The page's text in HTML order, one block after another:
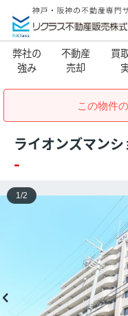
弊社の
強み
不動産
売却
買
この物件
ライオンズマン
-
1/2